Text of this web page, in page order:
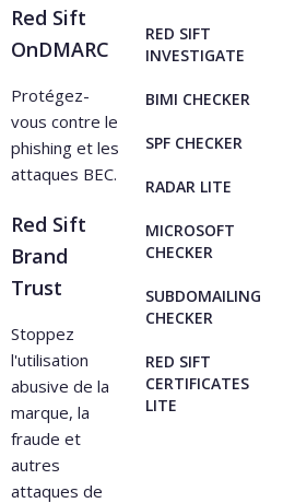
Red Sift
OnDMARC
Protégez-
vous contre le
phishing et les
attaques BEC.
Red Sift
Brand
Trust
Stoppez
l'utilisation
abusive de la
marque, la
fraude et
autres
attaques de
RED SIFT
INVESTIGATE
BIMI CHECKER
SPF CHECKER
RADAR LITE
MICROSOFT
CHECKER
SUBDOMAILING
CHECKER
RED SIFT
CERTIFICATES
LITE